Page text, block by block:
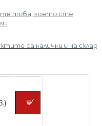
това, което сте
са налични и на склад